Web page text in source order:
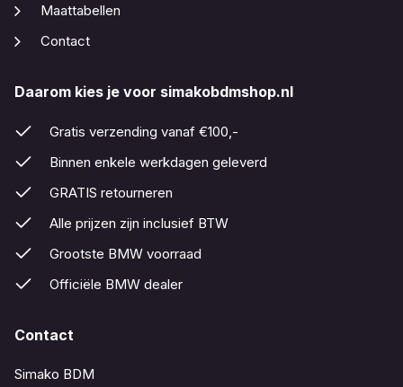
Maattabellen
Contact
Daarom kies je voor simakobdmshop.nl
Gratis verzending vanaf €100,-
Binnen enkele werkdagen geleverd
GRATIS retourneren
Alle prijzen zijn inclusief BTW
Grootste BMW voorraad
Officiële BMW dealer
Contact
Simako BDM